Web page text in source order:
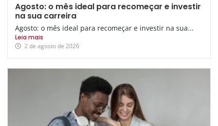
Agosto: o mês ideal para recomeçar e investir
na sua carreira
Agosto: o mês ideal para recomeçar e investir na sua...
Leia mais
2 de agosto de 2026